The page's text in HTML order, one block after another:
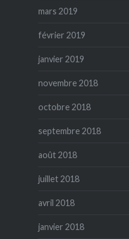
mars 2019
février 2019
janvier 2019
novembre 2018
octobre 2018
septembre 2018
août 2018
juillet 2018
avril 2018
janvier 2018